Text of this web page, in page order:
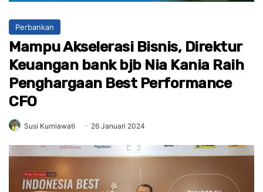
Perbankan
Mampu Akselerasi Bisnis, Direktur
Keuangan bank bjb Nia Kania Raih
Penghargaan Best Performance
CFO
Susi Kurniawati 26 Januari 2024